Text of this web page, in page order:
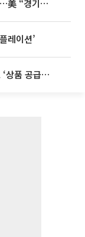
이란, 미국에 호르무즈 합의 조건 제시…美 “경기 아직 안 끝나” [종합]
레이션’
‘회생 D-3주’ 홈플러스, 영업 재개에도 ‘상품 공급망’ 복구가 생존 관건